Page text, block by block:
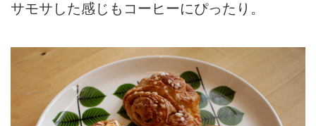
サモサした感じもコーヒーにぴったり。